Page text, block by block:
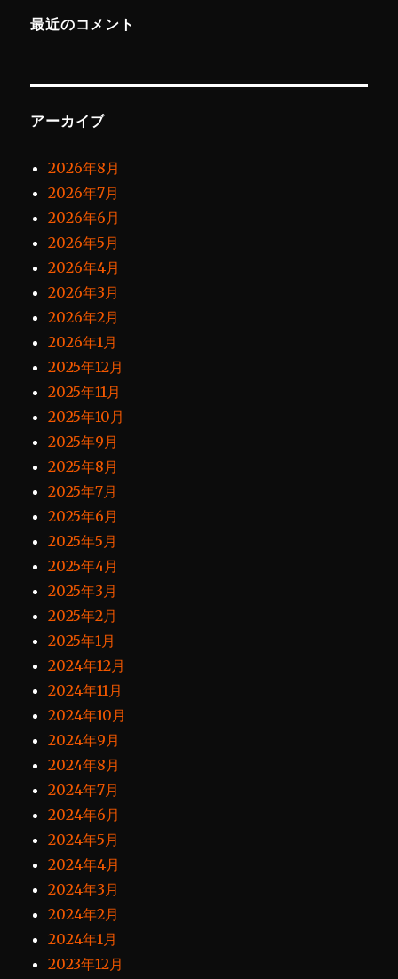
最近のコメント
アーカイブ
2026年8月
2026年7月
2026年6月
2026年5月
2026年4月
2026年3月
2026年2月
2026年1月
2025年12月
2025年11月
2025年10月
2025年9月
2025年8月
2025年7月
2025年6月
2025年5月
2025年4月
2025年3月
2025年2月
2025年1月
2024年12月
2024年11月
2024年10月
2024年9月
2024年8月
2024年7月
2024年6月
2024年5月
2024年4月
2024年3月
2024年2月
2024年1月
2023年12月